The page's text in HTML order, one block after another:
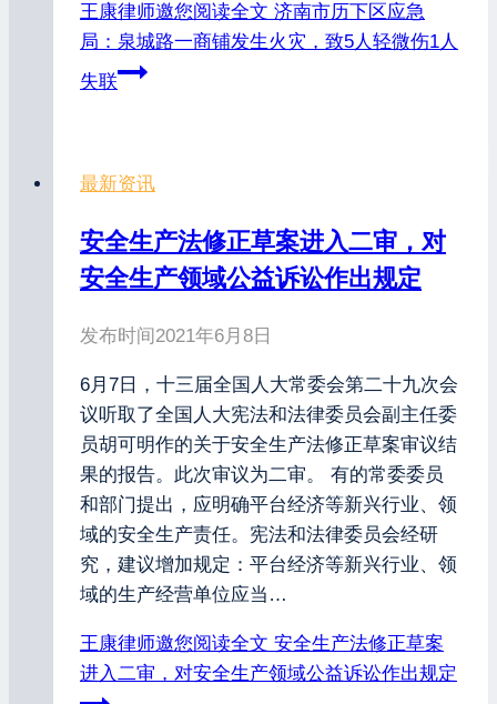
王康律师邀您阅读全文 济南市历下区应急
局：泉城路一商铺发生火灾，致5人轻微伤1人
失联
最新资讯
安全生产法修正草案进入二审，对
安全生产领域公益诉讼作出规定
发布时间2021年6月8日
6月7日，十三届全国人大常委会第二十九次会
议听取了全国人大宪法和法律委员会副主任委
员胡可明作的关于安全生产法修正草案审议结
果的报告。此次审议为二审。 有的常委委员
和部门提出，应明确平台经济等新兴行业、领
域的安全生产责任。宪法和法律委员会经研
究，建议增加规定：平台经济等新兴行业、领
域的生产经营单位应当…
王康律师邀您阅读全文 安全生产法修正草案
进入二审，对安全生产领域公益诉讼作出规定